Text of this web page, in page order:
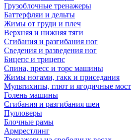
Грузоблочные тренажеры
Баттерфляи и дельты
Жимы от груди и плеч
Верхняя и нижняя тяги
Сгибания и разгибания ног
Сведения и разведения ног
Бицепс и трицепс
Спина, пресс и торс машины
Жимы ногами, гакк и приседания
Мультихипы, глют и ягодичные
Голень машины
Сгибания и разгибания шеи
Пулловеры
Блочные рамы
Армрестлинг